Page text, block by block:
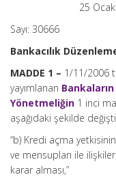
25
Sayı: 30666
Bankacılık
MADDE 1 – 1/11/2006
yayımlanan
Yönetmeliğin 1 inci
aşağıdaki şekilde
“b) Kredi açma
ve mensupları ile
karar alması,”